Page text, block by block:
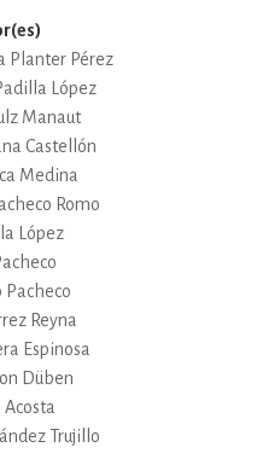
Planter Pérez
López
Manaut
Castellón
Medina
Romo
López
Pacheco
Reyna
Espinosa
Düben
Trujillo